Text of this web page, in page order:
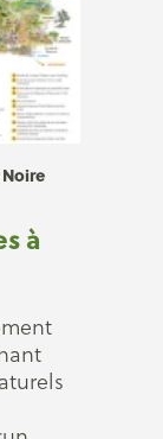
à